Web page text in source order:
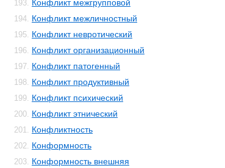
193. Конфликт межгрупповой
194. Конфликт межличностный
195. Конфликт невротический
196. Конфликт организационный
197. Конфликт патогенный
198. Конфликт продуктивный
199. Конфликт психический
200. Конфликт этнический
201. Конфликтность
202. Конформность
203. Конформность внешняя